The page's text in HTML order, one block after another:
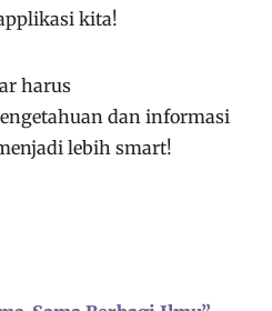
kita!
harus
dan informasi
lebih smart!